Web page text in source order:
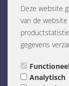
Links (NL only)
Deze website
van de
gegevens
Analytisch